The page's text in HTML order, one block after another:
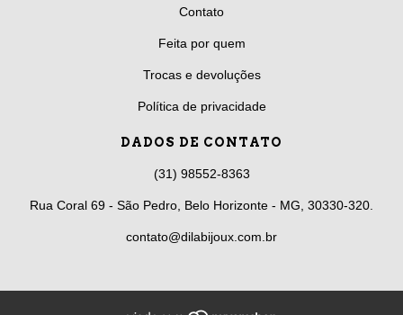
Contato
Feita por quem
Trocas e devoluções
Política de privacidade
DADOS DE CONTATO
(31) 98552-8363
Rua Coral 69 - São Pedro, Belo Horizonte - MG, 30330-320.
contato@dilabijoux.com.br